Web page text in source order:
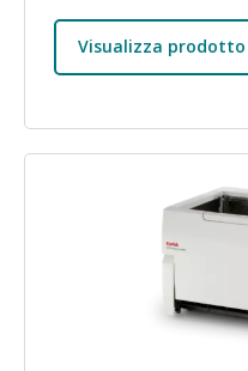
Visualizza prodotto
Immagine